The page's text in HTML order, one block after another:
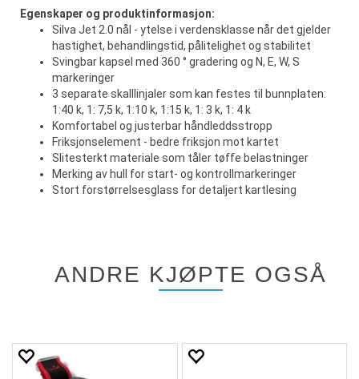
Egenskaper og produktinformasjon:
Silva Jet 2.0 nål - ytelse i verdensklasse når det gjelder
hastighet, behandlingstid, pålitelighet og stabilitet
Svingbar kapsel med 360 ° gradering og N, E, W, S
markeringer
3 separate skalllinjaler som kan festes til bunnplaten:
1:40 k, 1: 7,5 k, 1:10 k, 1:15 k, 1: 3 k, 1: 4 k
Komfortabel og justerbar håndleddsstropp
Friksjonselement - bedre friksjon mot kartet
Slitesterkt materiale som tåler tøffe belastninger
Merking av hull for start- og kontrollmarkeringer
Stort forstørrelsesglass for detaljert kartlesing
ANDRE KJØPTE OGSÅ